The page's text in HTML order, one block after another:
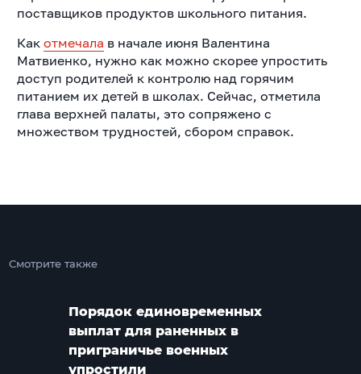
поставщиков продуктов школьного питания.
Как отмечала в начале июня Валентина
Матвиенко, нужно как можно скорее упростить
доступ родителей к контролю над горячим
питанием их детей в школах. Сейчас, отметила
глава верхней палаты, это сопряжено с
множеством трудностей, сбором справок.
Смотрите также
Порядок единовременных
выплат для раненных в
приграничье военных
упростили